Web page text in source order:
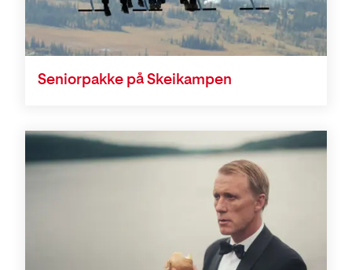
Seniorpakke på Skeikampen